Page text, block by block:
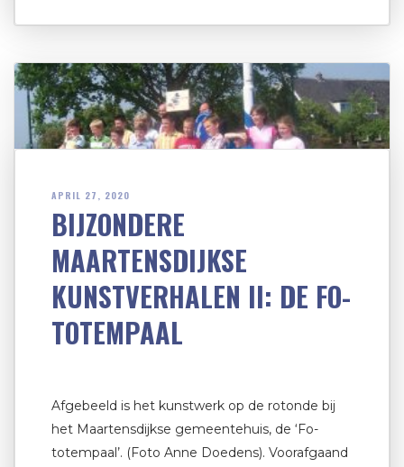
APRIL 27, 2020
BIJZONDERE
MAARTENSDIJKSE
KUNSTVERHALEN II: DE FO-
TOTEMPAAL
Afgebeeld is het kunstwerk op de rotonde bij
het Maartensdijkse gemeentehuis, de ‘Fo-
totempaal’. (Foto Anne Doedens). Voorafgaand